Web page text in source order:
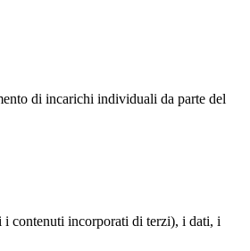
di incarichi individuali da parte del
i contenuti incorporati di terzi), i dati, i